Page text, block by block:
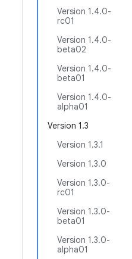
Version 1.4.0-
rc01
Version 1.4.0-
beta02
Version 1.4.0-
beta01
Version 1.4.0-
alpha01
Version 1.3
Version 1.3.1
Version 1.3.0
Version 1.3.0-
rc01
Version 1.3.0-
beta01
Version 1.3.0-
alpha01